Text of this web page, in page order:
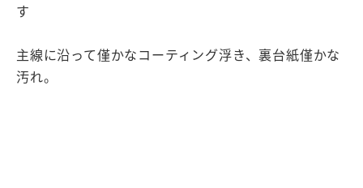
す
主線に沿って僅かなコーティング浮き、裏台紙僅かな
汚れ。